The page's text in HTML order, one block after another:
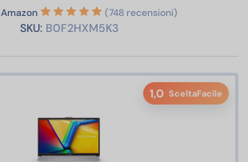
Amazon (748 recensioni)
SKU:B0F2HXM5K3
1,0 SceltaFacile